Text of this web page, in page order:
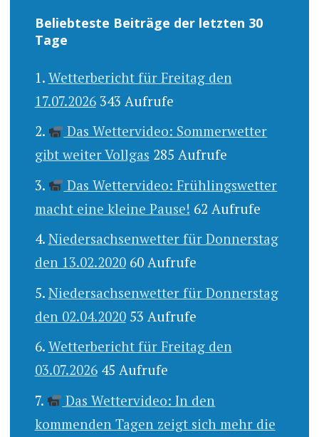
Beliebteste Beiträge der letzten 30
Tage
Wetterbericht für Freitag den
17.07.2026 343 Aufrufe
Das Wettervideo: Sommerwetter
gibt weiter Vollgas 285 Aufrufe
Das Wettervideo: Frühlingswetter
macht eine kleine Pause! 62 Aufrufe
Niedersachsenwetter für Donnerstag
den 13.02.2020 60 Aufrufe
Niedersachsenwetter für Donnerstag
den 02.04.2020 53 Aufrufe
Wetterbericht für Freitag den
03.07.2026 45 Aufrufe
Das Wettervideo: In den
kommenden Tagen zeigt sich mehr die